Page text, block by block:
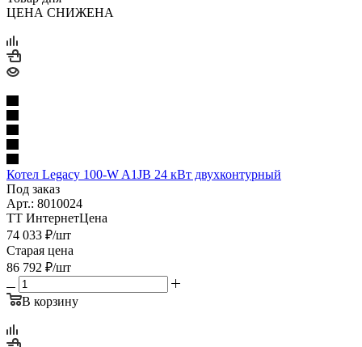
ЦЕНА СНИЖЕНА
Котел Legacy 100-W A1JB 24 кВт двухконтурный
Под заказ
Арт.: 8010024
ТТ ИнтернетЦена
74 033 ₽/шт
Старая цена
86 792 ₽/шт
В корзину